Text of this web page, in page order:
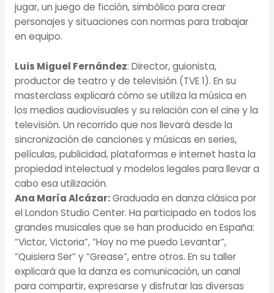
jugar, un juego de ficción, simbólico para crear
personajes y situaciones con normas para trabajar
en equipo.
Luis Miguel Fernández: Director, guionista,
productor de teatro y de televisión (TVE 1). En su
masterclass explicará cómo se utiliza la música en
los medios audiovisuales y su relación con el cine y la
televisión. Un recorrido que nos llevará desde la
sincronización de canciones y músicas en series,
películas, publicidad, plataformas e internet hasta la
propiedad intelectual y modelos legales para llevar a
cabo esa utilización.
Ana María Alcázar:Graduada en danza clásica por
el London Studio Center. Ha participado en todos los
grandes musicales que se han producido en España:
“Victor, Victoria”, “Hoy no me puedo Levantar”,
“Quisiera Ser” y “Grease”, entre otros. En su taller
explicará que la danza es comunicación, un canal
para compartir, expresarse y disfrutar las diversas